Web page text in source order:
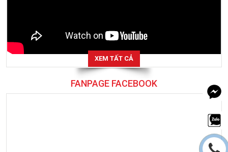
XEM TẤT CẢ
FANPAGE FACEBOOK